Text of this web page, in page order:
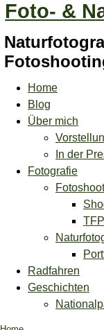
Foto- &
Home
Blog
Über mich
In der
Fotografie
Radfahren
Geschichten